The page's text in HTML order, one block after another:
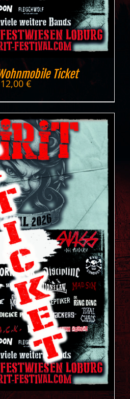
Ticket
12,00 €